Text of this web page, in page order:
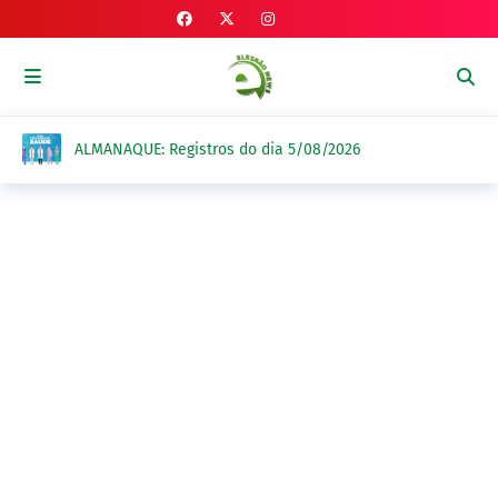
ALMANAQUE: Registros do dia 5/08/2026